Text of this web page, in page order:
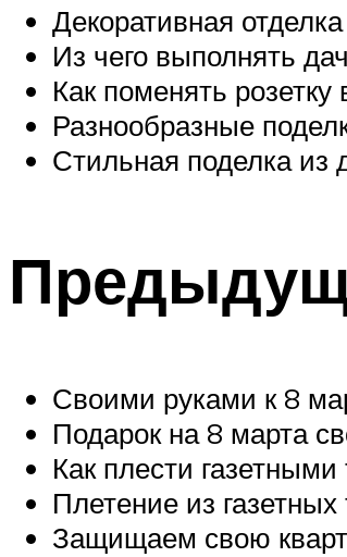
Декоративная
Из чего выполнять
Как поменять
Разнообразные
Стильная поделка из
Своими руками к 8
Подарок на 8 марта
Как плести
Плетение из газетных
Защищаем свою